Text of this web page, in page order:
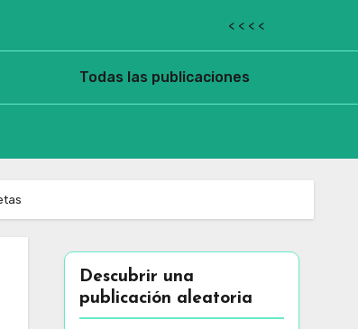
< < < <
Todas las publicaciones
Descubrir una
publicación aleatoria